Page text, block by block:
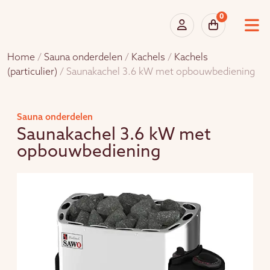
0
Home / Sauna onderdelen / Kachels / Kachels
(particulier) / Saunakachel 3.6 kW met opbouwbediening
Sauna onderdelen
Saunakachel 3.6 kW met
opbouwbediening